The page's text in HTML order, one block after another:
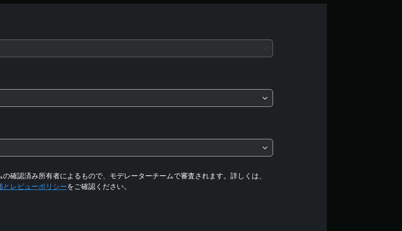
確認済み所有者によるもので、モデレーターチームで審査されます。詳しくは、
とレビューポリシーをご確認ください。